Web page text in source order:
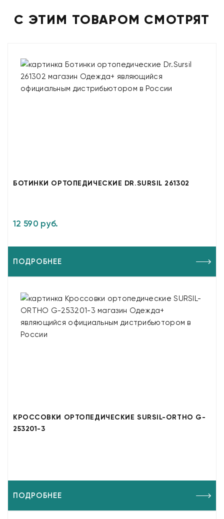
С ЭТИМ ТОВАРОМ СМОТРЯТ
БОТИНКИ ОРТОПЕДИЧЕСКИЕ DR.SURSIL 261302
12 590 руб.
ПОДРОБНЕЕ
КРОССОВКИ ОРТОПЕДИЧЕСКИЕ SURSIL-ORTHO G-
253201-3
ПОДРОБНЕЕ